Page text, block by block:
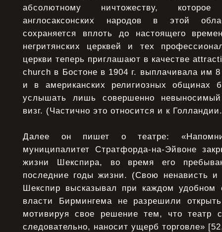
абсолютному ничтожеству,
англосаксонских народов в этой
сохраняется вплоть до настоящего
негритянских церквей и тех
церкви теперь приглашают в качестве
church в Бостоне в 1904 г. выплачивала им
и в американских религиозных общинах
услышать лишь совершенно
визг. (Частично это относится и к
Далее он пишет о театре:
муниципалитет Стратфорда-на-Эйвоне
жизни Шекспира, во время его
последние годы жизни. (Свою ненависть и
Шекспир высказывал при каждом
власти Бирмингема не разрешили
мотивируя свое решение тем, что театр
следовательно, наносит ущерб торговле»